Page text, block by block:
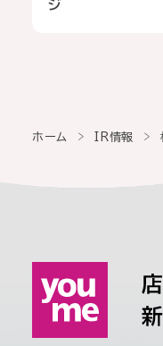
ジ
ホーム IR情報